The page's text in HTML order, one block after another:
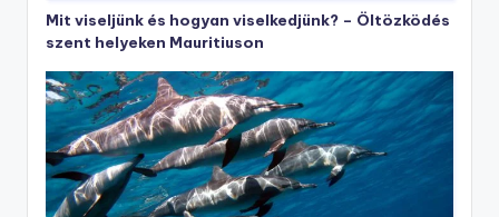
Mit viseljünk és hogyan viselkedjünk? – Öltözködés
szent helyeken Mauritiuson